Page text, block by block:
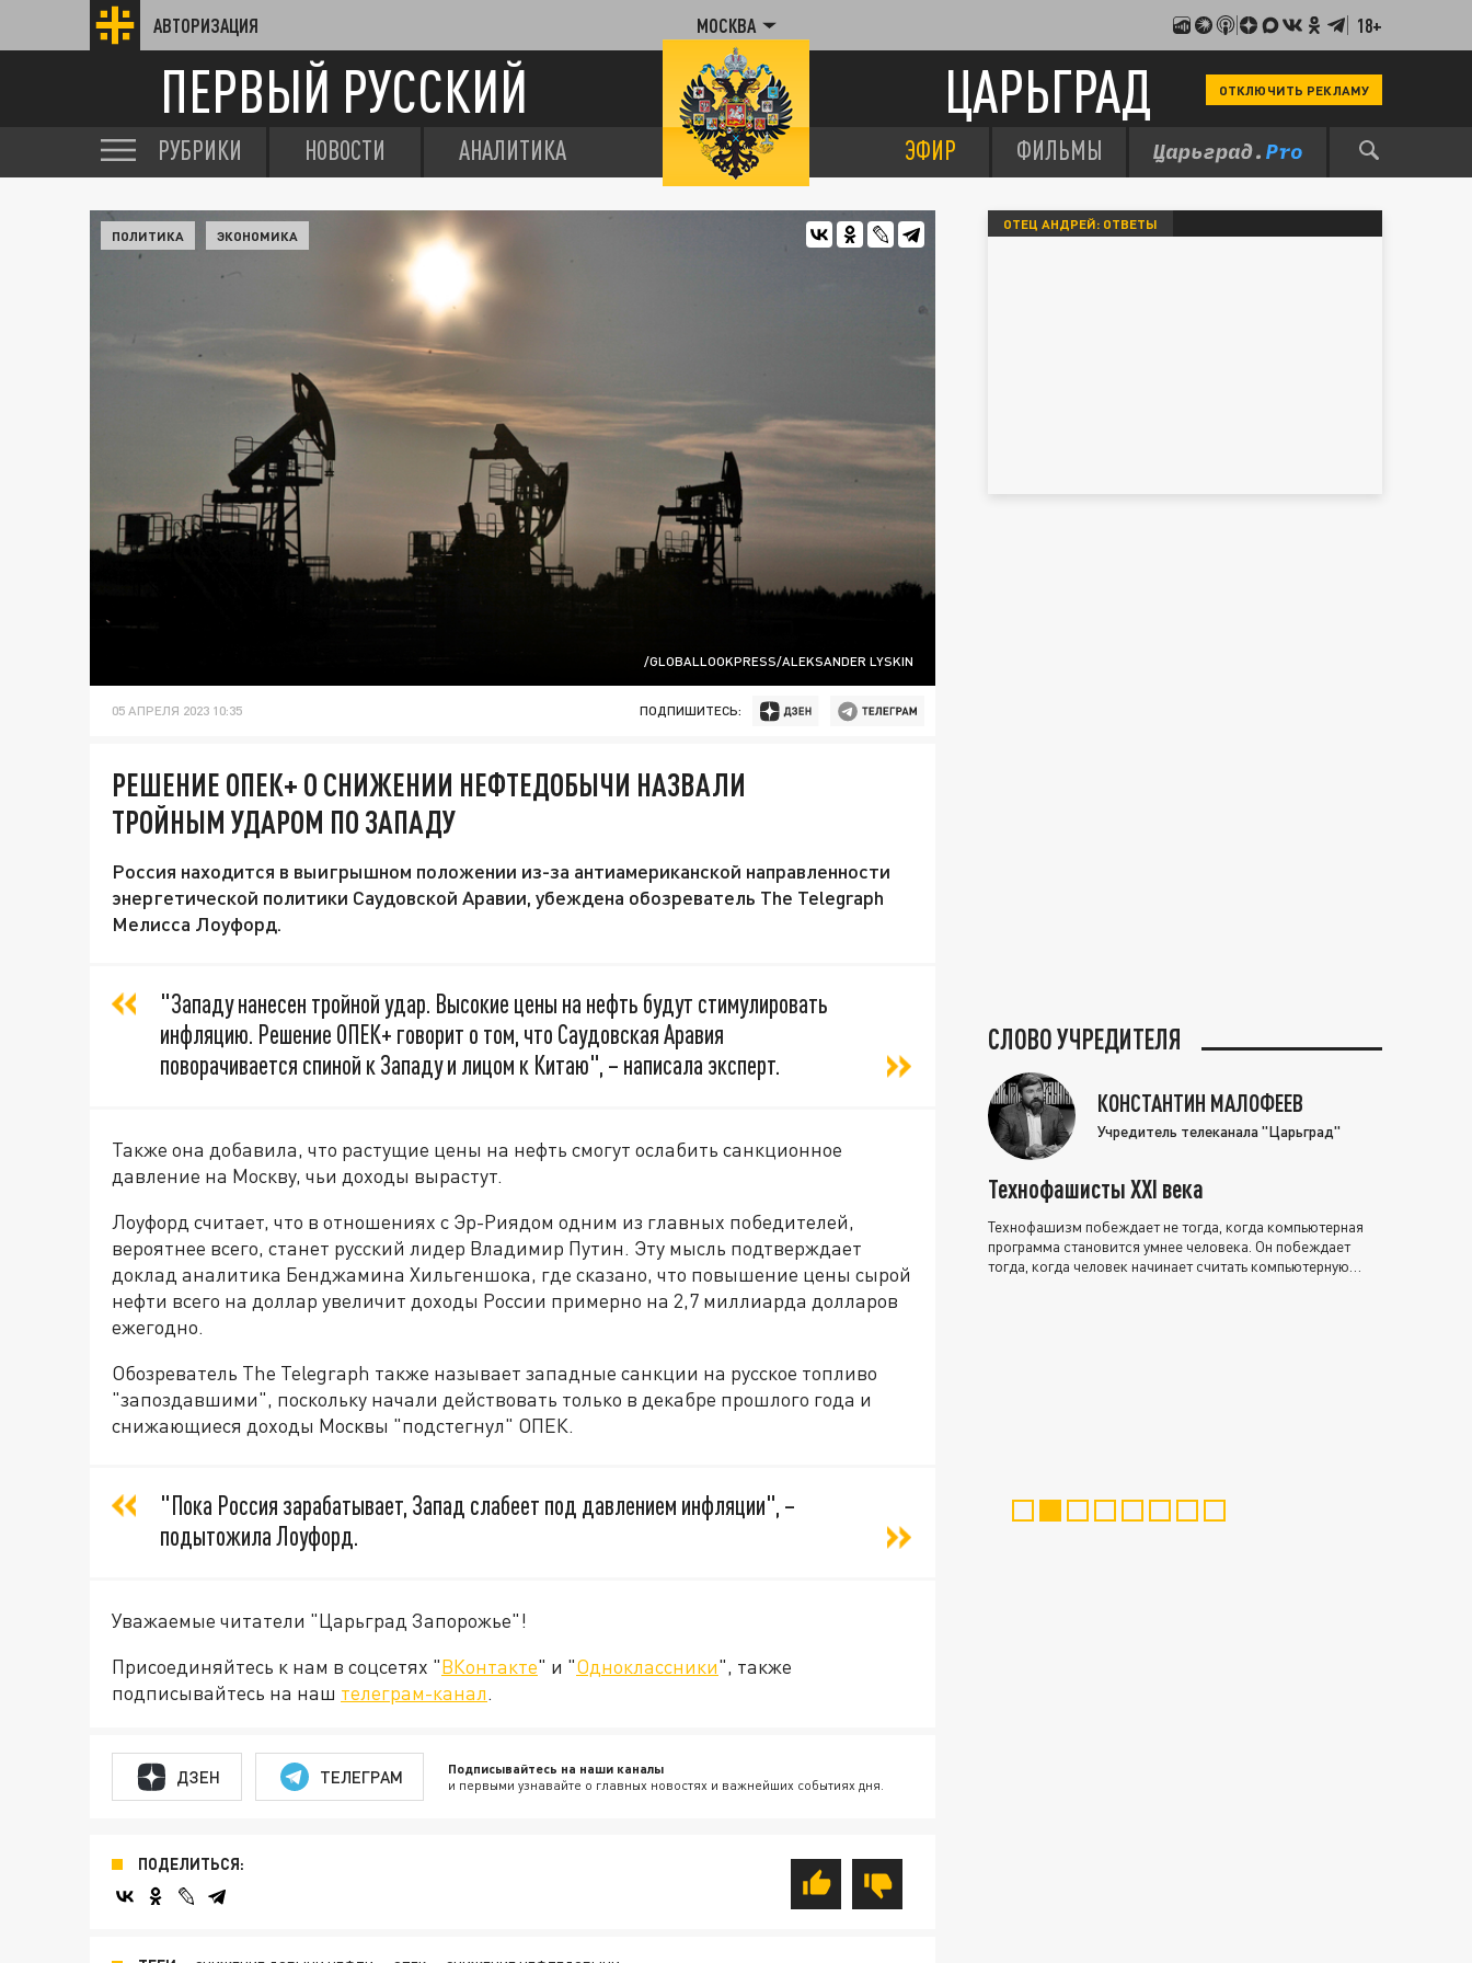
АВТОРИЗАЦИЯ МОСКВА 18+
ПЕРВЫЙ РУССКИЙ ЦАРЬГРАД ОТКЛЮЧИТЬ РЕКЛАМУ
РУБРИКИ НОВОСТИ АНАЛИТИКА ЭФИР ФИЛЬМЫ
/GLOBALLOOKPRESS/ALEKSANDER LYSKIN
ПОЛИТИКА ЭКОНОМИКА
05 АПРЕЛЯ 2023 10:35 ПОДПИШИТЕСЬ:
РЕШЕНИЕ ОПЕК+ О СНИЖЕНИИ НЕФТЕДОБЫЧИ НАЗВАЛИ
ТРОЙНЫМ УДАРОМ ПО ЗАПАДУ
Россия находится в выигрышном положении из-за антиамериканской направленности
энергетической политики Саудовской Аравии, убеждена обозреватель The Telegraph
Мелисса Лоуфорд.
"Западу нанесен тройной удар. Высокие цены на нефть будут стимулировать
инфляцию. Решение ОПЕК+ говорит о том, что Саудовская Аравия
поворачивается спиной к Западу и лицом к Китаю", – написала эксперт.
Также она добавила, что растущие цены на нефть смогут ослабить санкционное
давление на Москву, чьи доходы вырастут.
Лоуфорд считает, что в отношениях с Эр-Риядом одним из главных победителей,
вероятнее всего, станет русский лидер Владимир Путин. Эту мысль подтверждает
доклад аналитика Бенджамина Хильгеншока, где сказано, что повышение цены сырой
нефти всего на доллар увеличит доходы России примерно на 2,7 миллиарда долларов
ежегодно.
Обозреватель The Telegraph также называет западные санкции на русское топливо
"запоздавшими", поскольку начали действовать только в декабре прошлого года и
снижающиеся доходы Москвы "подстегнул" ОПЕК.
"Пока Россия зарабатывает, Запад слабеет под давлением инфляции", –
подытожила Лоуфорд.
Уважаемые читатели "Царьград Запорожье"!
Присоединяйтесь к нам в соцсетях "ВКонтакте" и "Одноклассники", также
подписывайтесь на наш телеграм-канал.
ДЗЕН ТЕЛЕГРАМ Подписывайтесь на наши каналы
и первыми узнавайте о главных новостях и важнейших событиях дня.
ПОДЕЛИТЬСЯ:
ОТЕЦ АНДРЕЙ: ОТВЕТЫ
СЛОВО УЧРЕДИТЕЛЯ
КОНСТАНТИН МАЛОФЕЕВ
Учредитель телеканала "Царьград"
Технофашисты XXI века
Технофашизм побеждает не тогда, когда компьютерная
программа становится умнее человека. Он побеждает
тогда, когда человек начинает считать компьютерную